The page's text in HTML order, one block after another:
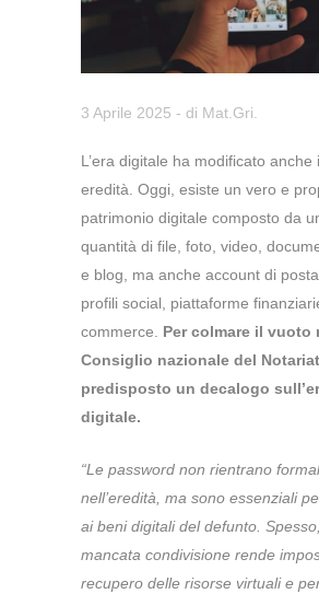
3 Aprile 2025 - di Mat.Gri.
L’era digitale ha modificato anche
eredità. Oggi, esiste un vero e
patrimonio digitale composto da
quantità di file, foto, video,
e blog, ma anche account di
profili social, piattaforme
commerce. Per colmare il vuoto
Consiglio nazionale del
predisposto un decalogo
digitale.
“Le password non rientrano
nell’eredità, ma sono essenziali
ai beni digitali del defunto.
mancata condivisione rende
recupero delle risorse virtuali e